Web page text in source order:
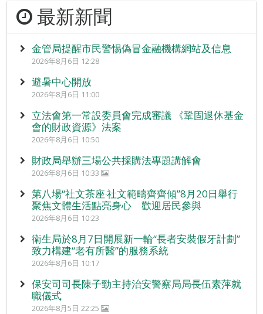
最新新聞
金管局提醒市民警惕偽冒金融機構網站及信息
2026年8月6日 12:28
避暑中心開放
2026年8月6日 11:00
立法會第一常設委員會完成審議 《鞏固退休基金
會的財政資源》法案
2026年8月6日 10:50
財政局舉辦三場公共採購法專題講解會
2026年8月6日 10:33
第八場“社文茶座‧社文範疇齊齊傾”8月20日舉行
聚焦文體生活點亮身心 歡迎居民參與
2026年8月6日 10:23
衛生局於8月7日開展新一輪“長者安裝假牙計劃”
致力構建“老有所醫”的服務系統
2026年8月6日 10:17
保安司司長陳子勁主持治安警察局局長伍素萍就
職儀式
2026年8月5日 22:25